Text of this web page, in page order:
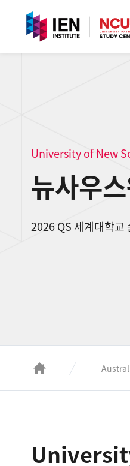
University of New
뉴사우
2026 QS 세계대학교